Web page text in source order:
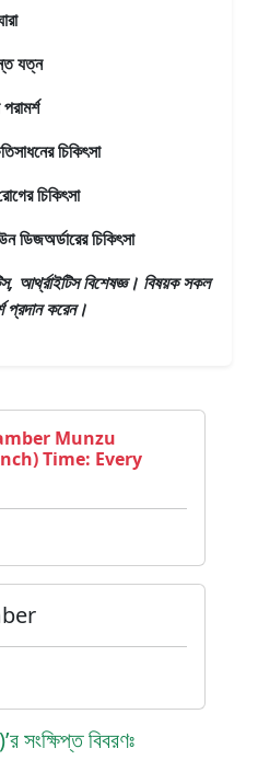
যত্ন
চিকিৎসা
চিকিৎসা
চিকিৎসা
আর্থ্রাইটিস বিশেষজ্ঞ। বিষয়ক সকল
প্রদান করেন।
Munzu
Time: Every
সংক্ষিপ্ত বিবরণঃ